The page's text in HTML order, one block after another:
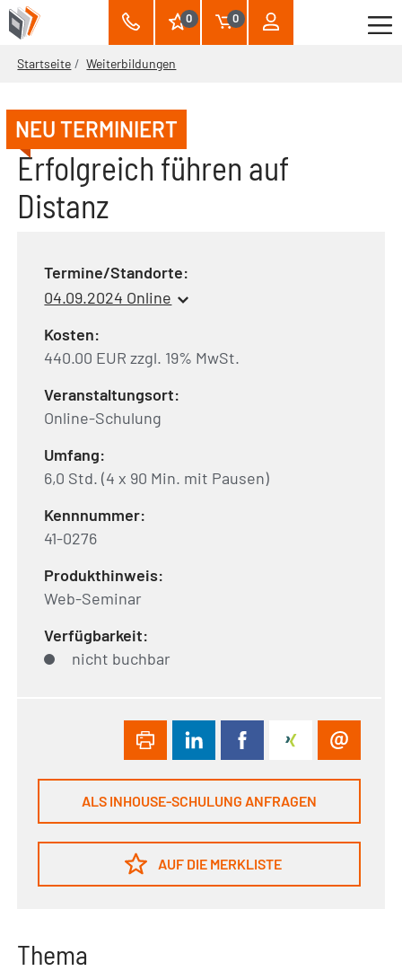
0 0
Startseite Weiterbildungen
NEU TERMINIERT
Erfolgreich führen auf
Distanz
Termine/Standorte:
04.09.2024 Online
Kosten:
440.00 EUR zzgl. 19% MwSt.
Veranstaltungsort:
Online-Schulung
Umfang:
6,0 Std. (4 x 90 Min. mit Pausen)
Kennnummer:
41-0276
Produkthinweis:
Web-Seminar
Verfügbarkeit:
nicht buchbar
ALS INHOUSE-SCHULUNG ANFRAGEN
AUF DIE MERKLISTE
Thema